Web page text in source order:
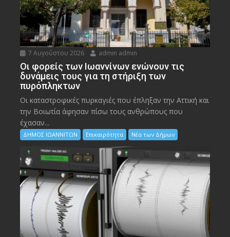
7 Αυγούστου 2026 admin admin
Οι φορείς των Ιωαννίνων ενώνουν τις
δυνάμεις τους για τη στήριξη των
πυρόπληκτων
Οι καταστροφικές πυρκαγιές που έπληξαν την Αττική και
την Bοιωτία άφησαν πίσω τους ανθρώπους που
έχασαν...
ΔΗΜΟΣ ΙΩΑΝΝΙΤΩΝ Επικαιρότητα Νέα των Δήμων